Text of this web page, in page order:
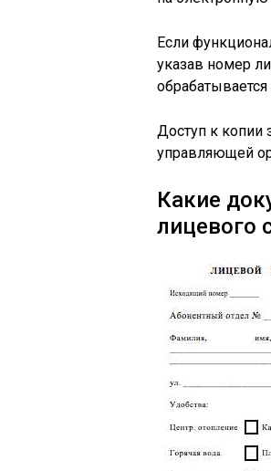
Если
указав номер
Доступ к копии
управляющей
Какие
лицевого